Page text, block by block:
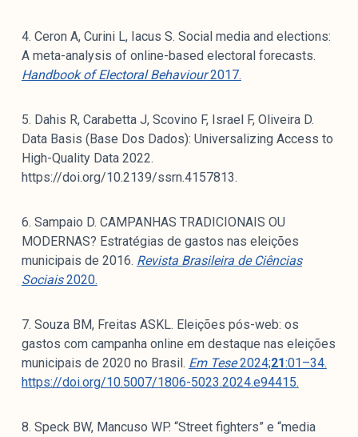
4. Ceron A, Curini L, Iacus S. Social media and elections:
A meta-analysis of online-based electoral forecasts.
Handbook of Electoral Behaviour2017.
5. Dahis R, Carabetta J, Scovino F, Israel F, Oliveira D.
Data Basis (Base Dos Dados): Universalizing Access to
High-Quality Data 2022.
https://doi.org/10.2139/ssrn.4157813.
6. Sampaio D. CAMPANHAS TRADICIONAIS OU
MODERNAS? Estratégias de gastos nas eleições
municipais de 2016. Revista Brasileira de Ciências
Sociais2020.
7. Souza BM, Freitas ASKL. Eleições pós-web: os
gastos com campanha online em destaque nas eleições
municipais de 2020 no Brasil. Em Tese2024;21:01–34.
https://doi.org/10.5007/1806-5023.2024.e94415.
8. Speck BW, Mancuso WP. “Street fighters” e “media